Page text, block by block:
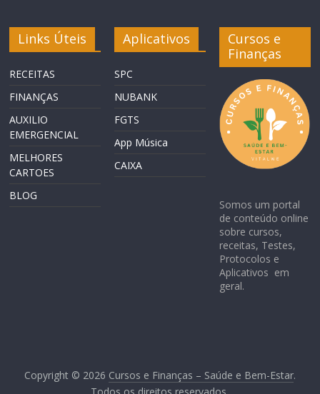
Links Úteis
RECEITAS
FINANÇAS
AUXILIO
EMERGENCIAL
MELHORES
CARTOES
BLOG
Aplicativos
SPC
NUBANK
FGTS
App Música
CAIXA
Cursos e
Finanças
Somos um portal
de conteúdo online
sobre cursos,
receitas, Testes,
Protocolos e
Aplicativos em
geral.
Copyright © 2026 Cursos e Finanças – Saúde e Bem-Estar.